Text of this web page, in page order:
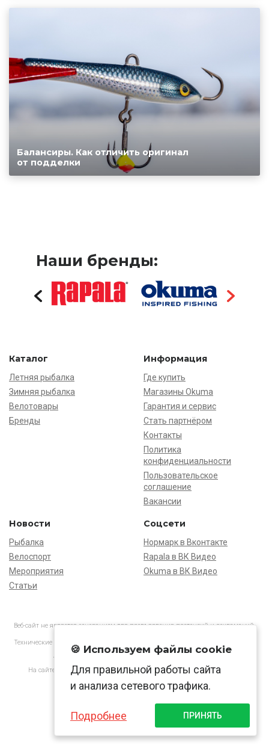
Балансиры. Как отличить оригинал
от подделки
Наши бренды:
Каталог
Летняя рыбалка
Зимняя рыбалка
Велотовары
Бренды
Информация
Где купить
Магазины Okuma
Гарантия и сервис
Стать партнёром
Контакты
Политика
конфиденциальности
Пользовательское
соглашение
Вакансии
Новости
Рыбалка
Велоспорт
Мероприятия
Статьи
Соцсети
Нормарк в Вконтакте
Rapala в ВК Видео
Okuma в ВК Видео
Веб-сайт не является основанием для предъявления претензий и рекламаций,
Технические характеристики товаров могут отличаться от указанных на сайте.
АО «Нормарк» ИНН 7728172512 ОГРН 1037739603505
На сайте применяютсярекомендательные технологиив соответствии
🍪 Используем файлы cookie
Для правильной работы сайта
и анализа сетевого трафика.
Подробнее ПРИНЯТЬ